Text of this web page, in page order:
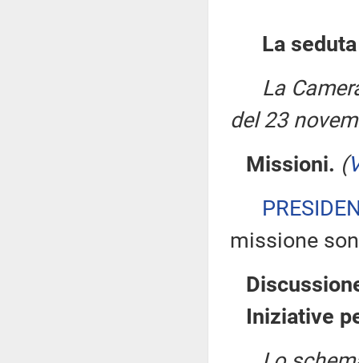
La
La
del 23
Missioni. (
missione
Iniziative